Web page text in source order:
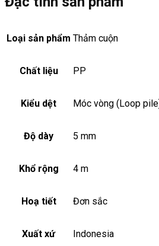
Loại sản phẩm Thảm cuộn
Chất liệu PP
Kiểu dệt Móc vòng (Loop
Độ dày 5 mm
Khổ rộng 4 m
Hoạ tiết Đơn sắc
Xuất xứ Indonesia